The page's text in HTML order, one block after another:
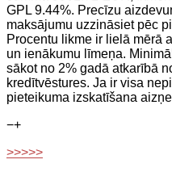
GPL 9.44%. Precīzu
maksājumu uzzināsiet pēc
Procentu likme ir lielā mērā
un ienākumu līmeņa.
sākot no 2% gadā atkarībā
kredītvēstures. Ja ir visa
pieteikuma izskatīšana
−+
>>>>>